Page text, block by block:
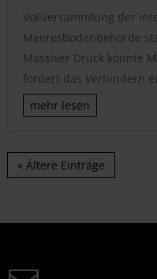
Vollversammlung der
Meeresbodenbehörde
Massiver Druck könnte
fordert das Verhindern
mehr lesen
« Ältere Einträge